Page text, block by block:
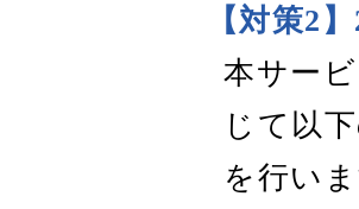
【対策2
本サー
じて以
を行い